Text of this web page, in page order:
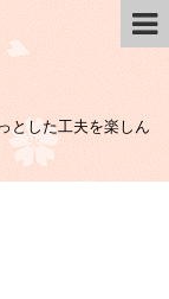
とした工夫を楽しん